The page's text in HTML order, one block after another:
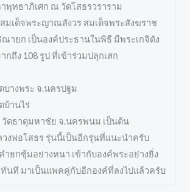
พุทธาภิเศก ณ วัดโสธรวราราม
สมเด็จพระญาณสังวร สมเด็จพระสังฆราช
ายก เป็นองค์ประธานในพิธี มีพระเกจิดัง
กถึง 108 รูป ที่เข้าร่วมปลุกเสก
บางพระ จ.นครปฐม
บ้านไร่
ดธาตุมหาชัย จ.นครพนม เป็นต้น
งพ่อโสธร รุ่นนี้เป็นอีกรุ่นที่แนะนำครับ
ำยกซุ้มอย่างหนา เข้ากับองค์พระอย่างยิ่ง
นที มาเป็นแพคคู่กับอีกองค์ที่ลงไปแล้วครับ